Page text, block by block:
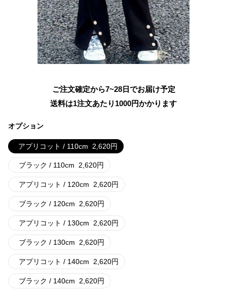
ご注文確定から7~28日でお届け予定
送料は1注文あたり 1000円かかります
オプション
アプリコット / 110cm 2,620円
ブラック / 110cm 2,620円
アプリコット / 120cm 2,620円
ブラック / 120cm 2,620円
アプリコット / 130cm 2,620円
ブラック / 130cm 2,620円
アプリコット / 140cm 2,620円
ブラック / 140cm 2,620円